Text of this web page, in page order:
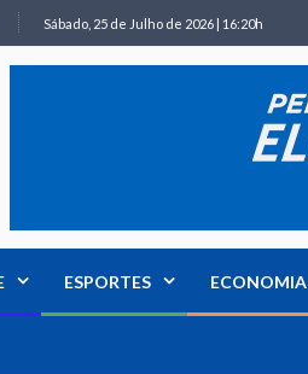
Sábado, 25 de Julho de 2026 | 16:20h
ESPORTES ECONOMIA